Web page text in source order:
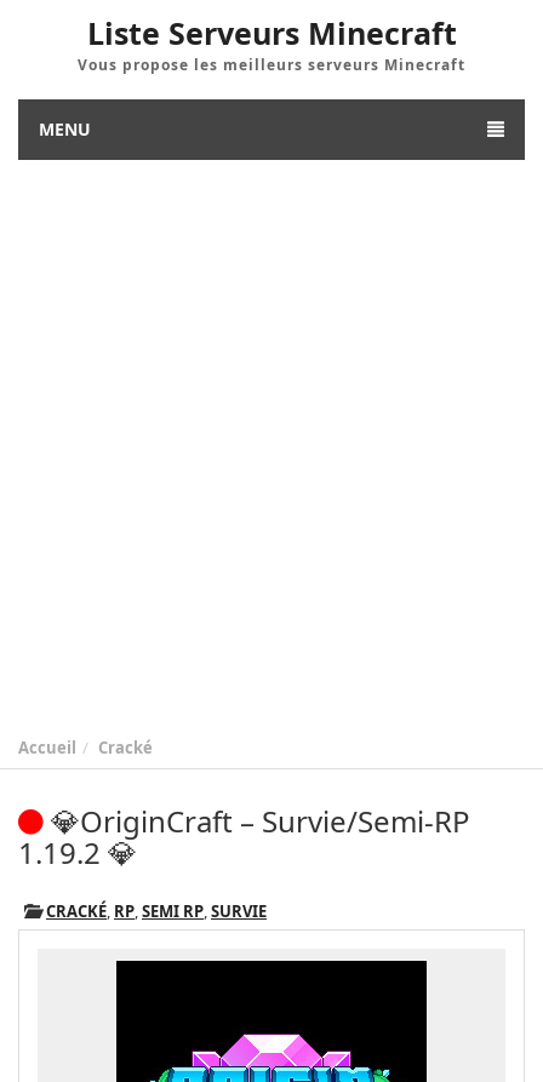
Liste Serveurs Minecraft
Vous propose les meilleurs serveurs Minecraft
MENU
Accueil Cracké
💎OriginCraft – Survie/Semi-RP
1.19.2 💎
CRACKÉ, RP,SEMI RP,SURVIE